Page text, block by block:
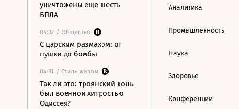
уничтожены еще шесть
БПЛА
04:32 / Общество
С царским размахом: от
пушки до бомбы
04:31 / Стиль жизни
Так ли это: троянский конь
был военной хитростью
Одиссея?
Аналитика
Промышленность
Наука
Здоровье
Конференции